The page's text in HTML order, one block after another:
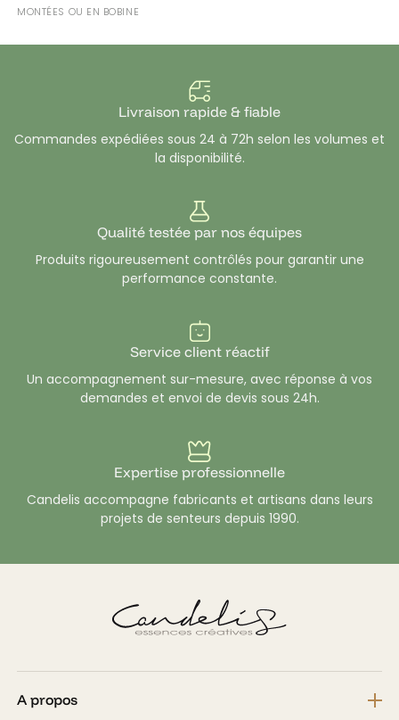
MONTÉES OU EN BOBINE
Livraison rapide & fiable
Commandes expédiées sous 24 à 72h selon les volumes et
la disponibilité.
Qualité testée par nos équipes
Produits rigoureusement contrôlés pour garantir une
performance constante.
Service client réactif
Un accompagnement sur-mesure, avec réponse à vos
demandes et envoi de devis sous 24h.
Expertise professionnelle
Candelis accompagne fabricants et artisans dans leurs
projets de senteurs depuis 1990.
A propos